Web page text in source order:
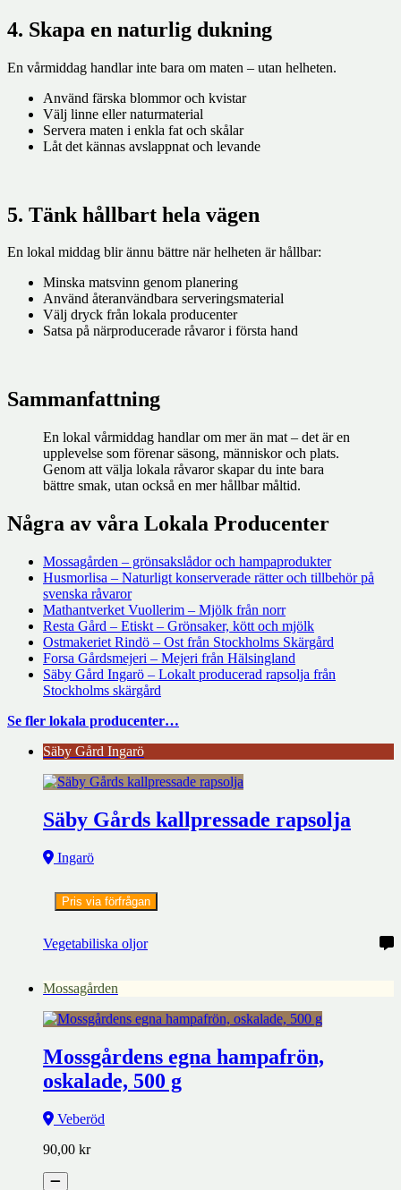
4. Skapa en naturlig dukning
En vårmiddag handlar inte bara om maten – utan helheten.
Använd färska blommor och kvistar
Välj linne eller naturmaterial
Servera maten i enkla fat och skålar
Låt det kännas avslappnat och levande
5. Tänk hållbart hela vägen
En lokal middag blir ännu bättre när helheten är hållbar:
Minska matsvinn genom planering
Använd återanvändbara serveringsmaterial
Välj dryck från lokala producenter
Satsa på närproducerade råvaror i första hand
Sammanfattning
En lokal vårmiddag handlar om mer än mat – det är en
upplevelse som förenar säsong, människor och plats.
Genom att välja lokala råvaror skapar du inte bara
bättre smak, utan också en mer hållbar måltid.
Några av våra Lokala Producenter
Mossagården – grönsakslådor och hampaprodukter
Husmorlisa – Naturligt konserverade rätter och tillbehör på
svenska råvaror
Mathantverket Vuollerim – Mjölk från norr
Resta Gård – Etiskt – Grönsaker, kött och mjölk
Ostmakeriet Rindö – Ost från Stockholms Skärgård
Forsa Gårdsmejeri – Mejeri från Hälsingland
Säby Gård Ingarö – Lokalt producerad rapsolja från
Stockholms skärgård
Se fler lokala producenter…
Säby Gård Ingarö
Säby Gårds kallpressade rapsolja
Ingarö
Pris via förfrågan
Vegetabiliska oljor
Mossagården
Mossgårdens egna hampafrön,
oskalade, 500 g
Veberöd
90,00 kr